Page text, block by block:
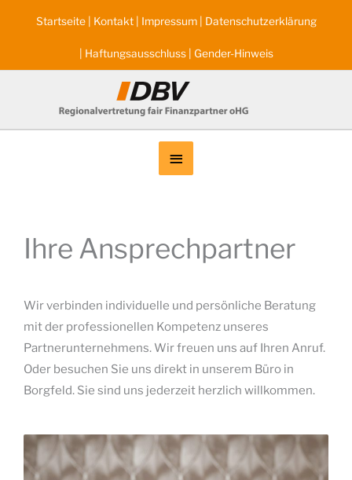
Startseite| Kontakt| Impressum| Datenschutzerklärung
Haftungsausschluss| Gender-Hinweis
Below
Header
Ihre Ansprechpartner
Wir verbinden individuelle und persönliche Beratung
mit der professionellen Kompetenz unseres
Partnerunternehmens. Wir freuen uns auf Ihren Anruf.
Oder besuchen Sie uns direkt in unserem Büro in
Borgfeld. Sie sind uns jederzeit herzlich willkommen.